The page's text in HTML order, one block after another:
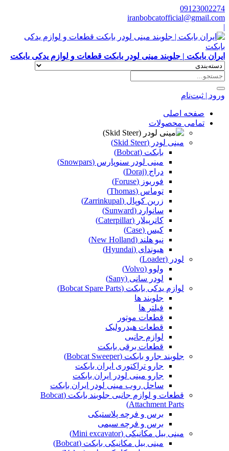
09123002274
iranbobcatofficial@gmail.com
|
ایران بابکت | جلوبند مینی لودر بابکت قطعات و لوازم یدکی بابکت
ورود | ثبت‌نام
صفحه اصلی
تمامی محصولات
مینی لودر (Skid Steer)
بابکت (Bobcat)
مینی لودر سنوپارس (Snowpars)
دراج (Doraj)
فوریوز (Foruse)
توماس (Thomas)
زرین کوپال (Zarrinkupal)
سانوارد (Sunward)
کاترپیلار (Caterpillar)
کیس (Case)
نیو هلند (New Holland)
هیوندای (Hyundai)
لودر (Loader)
ولوو (Volvo)
لودر سانی (Sany)
لوازم یدکی بابکت (Bobcat Spare Parts)
جلوبند ها
فیلتر ها
قطعات موتور
قطعات هیدرولیک
لوازم جانبی
قطعات برقی بابکت
جلوبند جارو بابکت (Bobcat Sweeper)
جارو تراکتوری ایران بابکت
جارو مینی لودر ایران بابکت
ساحل روب مینی لودر ایران بابکت
قطعات و لوازم جانبی جلوبند بابکت (Bobcat
Attachment Parts)
برس و فرچه پلاستیکی
برس و فرچه سیمی
مینی بیل مکانیکی (Mini excavator)
مینی بیل مکانیکی بابکت (Bobcat)